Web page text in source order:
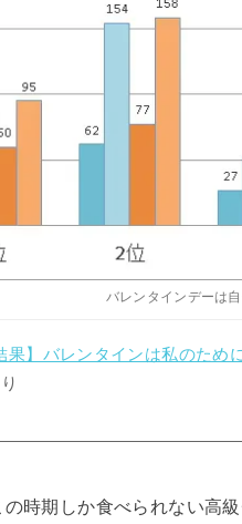
バレンタインデーは
果】バレンタインは私のた
時期しか食べられない高